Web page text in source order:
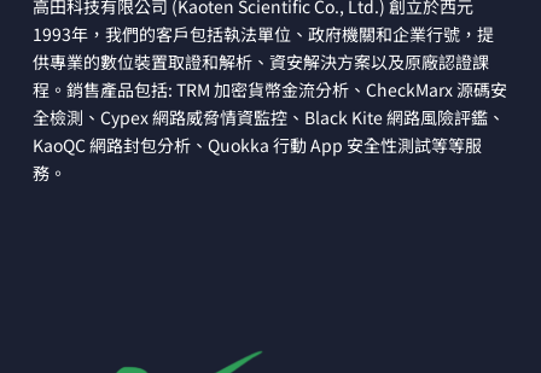
高田科技有限公司 (Kaoten Scientific Co., Ltd.) 創立於西元
1993年，我們的客戶包括執法單位、政府機關和企業行號，提
供專業的數位裝置取證和解析、資安解決方案以及原廠認證課
程。銷售產品包括: TRM 加密貨幣金流分析、CheckMarx 源碼安
全檢測、Cypex 網路威脅情資監控、Black Kite 網路風險評鑑、
KaoQC 網路封包分析、Quokka 行動 App 安全性測試等等服
務。